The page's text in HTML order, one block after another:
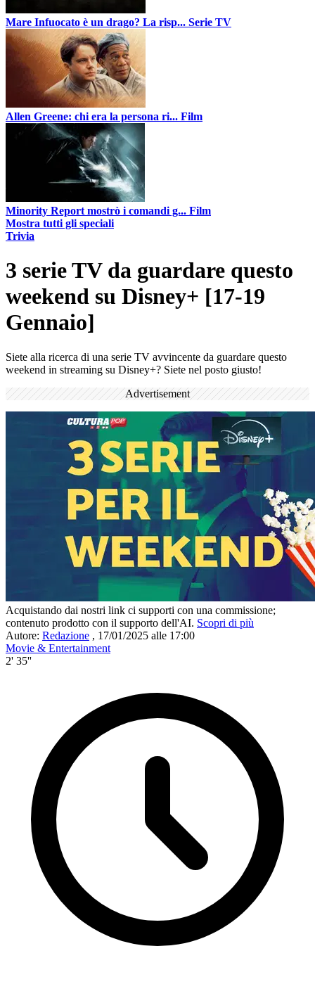
Mare Infuocato è un drago? La risp... Serie TV
Allen Greene: chi era la persona ri... Film
Minority Report mostrò i comandi g... Film
Mostra tutti gli speciali
Trivia
3 serie TV da guardare questo
weekend su Disney+ [17-19
Gennaio]
Siete alla ricerca di una serie TV avvincente da guardare questo
weekend in streaming su Disney+? Siete nel posto giusto!
Advertisement
Acquistando dai nostri link ci supporti con una commissione;
contenuto prodotto con il supporto dell'AI. Scopri di più
Autore: Redazione , 17/01/2025 alle 17:00
Movie & Entertainment
2' 35''